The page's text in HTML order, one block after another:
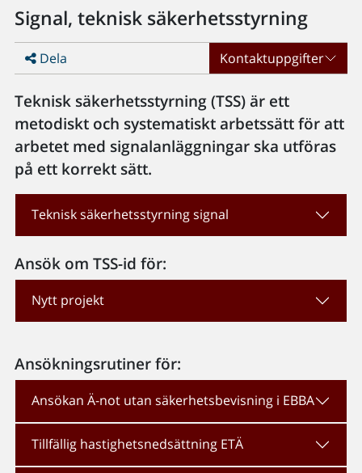
Signal, teknisk säkerhetsstyrning
Dela Kontaktuppgifter
Teknisk säkerhetsstyrning (TSS) är ett
metodiskt och systematiskt arbetssätt för att
arbetet med signalanläggningar ska utföras
på ett korrekt sätt.
Teknisk säkerhetsstyrning signal
Ansök om TSS-id för:
Nytt projekt
Ansökningsrutiner för:
Ansökan Ä-not utan säkerhetsbevisning i EBBA
Tillfällig hastighetsnedsättning ETÄ